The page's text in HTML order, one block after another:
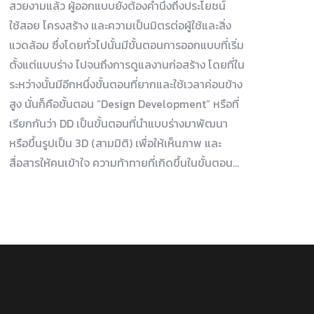
สวยงามแล้ว ผู้ออกแบบยังต้องคำนึงถึงประโยชน์
ใช้สอย โครงสร้าง และความเป็นมิตรต่อผู้ใช้และสิ่ง
แวดล้อม ซึ่งโดยทั่วไปนั้นมีขั้นตอนการออกแบบที่เริ่ม
ตั้งแต่แบบร่าง ไปจนถึงการดูแลงานก่อสร้าง โดยที่ใน
ระหว่างนั้นมีอีกหนึ่งขั้นตอนที่ยากและใช้เวลาค่อนข้าง
สูง นั่นก็คือขั้นตอน “Design Development” หรือที่
เรียกกันว่า DD เป็นขั้นตอนที่นำแบบร่างมาพัฒนา
หรือขึ้นรูปเป็น 3D (สามมิติ) เพื่อให้เห็นภาพ และ
สื่อสารให้คนเข้าใจ ความท้าทายที่เกิดขึ้นในขั้นตอน…